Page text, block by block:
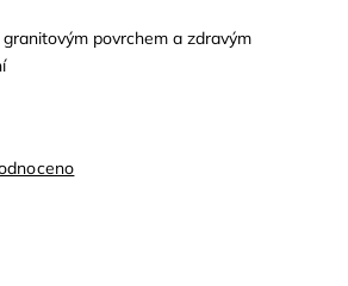
povrchem a zdravým